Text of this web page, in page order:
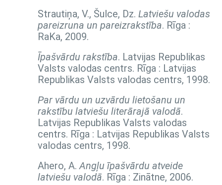
Strautiņa, V., Šulce, Dz. Latviešu valodas
pareizruna un pareizrakstība. Rīga :
RaKa, 2009.
Īpašvārdu rakstība. Latvijas Republikas
Valsts valodas centrs. Rīga : Latvijas
Republikas Valsts valodas centrs, 1998.
Par vārdu un uzvārdu lietošanu un
rakstību latviešu literārajā valodā.
Latvijas Republikas Valsts valodas
centrs. Rīga : Latvijas Republikas Valsts
valodas centrs, 1998.
Ahero, A.Angļu īpašvārdu atveide
latviešu valodā. Rīga : Zinātne, 2006.